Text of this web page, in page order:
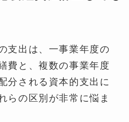
支出は、一事業年度の
費と、複数の事業年度
分される資本的支出に
らの区別が非常に悩ま